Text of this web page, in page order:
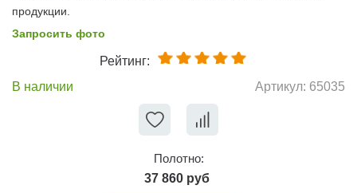
продукции.
Запросить фото
Рейтинг:
В наличии
Артикул: 65035
Полотно:
37 860 руб